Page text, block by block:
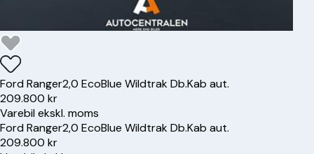
FordRanger2,0 EcoBlue Wildtrak Db.Kab aut.
209.800 kr
Varebil ekskl. moms
FordRanger2,0 EcoBlue Wildtrak Db.Kab aut.
209.800 kr